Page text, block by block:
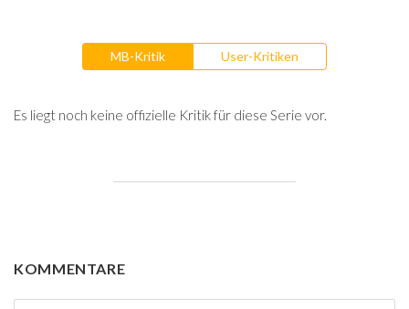
MB-Kritik User-Kritiken
Es liegt noch keine offizielle Kritik für diese Serie vor.
KOMMENTARE